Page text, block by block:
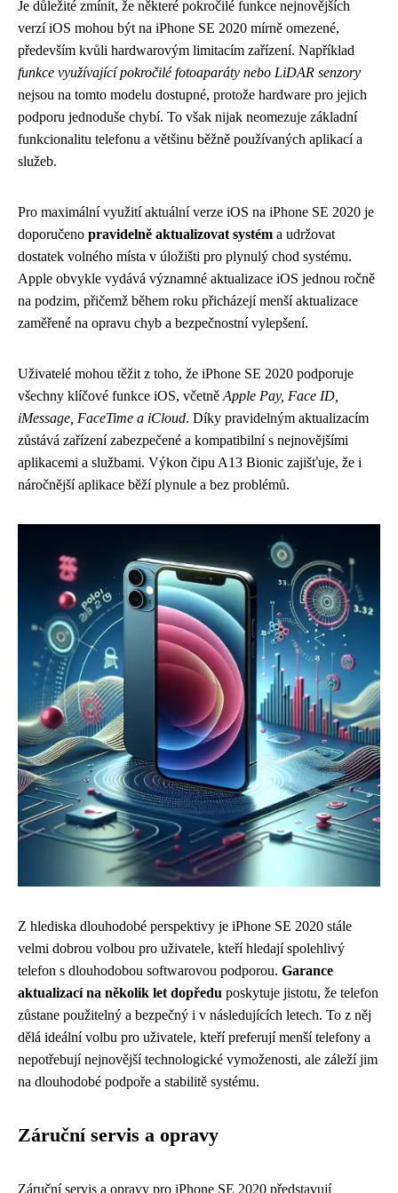
Je důležité zmínit, že některé pokročilé funkce nejnovějších
verzí iOS mohou být na iPhone SE 2020 mírně omezené,
především kvůli hardwarovým limitacím zařízení. Například
funkce využívající pokročilé fotoaparáty nebo LiDAR senzory
nejsou na tomto modelu dostupné, protože hardware pro jejich
podporu jednoduše chybí. To však nijak neomezuje základní
funkcionalitu telefonu a většinu běžně používaných aplikací a
služeb.
Pro maximální využití aktuální verze iOS na iPhone SE 2020 je
doporučeno pravidelně aktualizovat systém a udržovat
dostatek volného místa v úložišti pro plynulý chod systému.
Apple obvykle vydává významné aktualizace iOS jednou ročně
na podzim, přičemž během roku přicházejí menší aktualizace
zaměřené na opravu chyb a bezpečnostní vylepšení.
Uživatelé mohou těžit z toho, že iPhone SE 2020 podporuje
všechny klíčové funkce iOS, včetně Apple Pay, Face ID,
iMessage, FaceTime a iCloud. Díky pravidelným aktualizacím
zůstává zařízení zabezpečené a kompatibilní s nejnovějšími
aplikacemi a službami. Výkon čipu A13 Bionic zajišťuje, že i
náročnější aplikace běží plynule a bez problémů.
Z hlediska dlouhodobé perspektivy je iPhone SE 2020 stále
velmi dobrou volbou pro uživatele, kteří hledají spolehlivý
telefon s dlouhodobou softwarovou podporou. Garance
aktualizací na několik let dopředu poskytuje jistotu, že telefon
zůstane použitelný a bezpečný i v následujících letech. To z něj
dělá ideální volbu pro uživatele, kteří preferují menší telefony a
nepotřebují nejnovější technologické vymoženosti, ale záleží jim
na dlouhodobé podpoře a stabilitě systému.
Záruční servis a opravy
Záruční servis a opravy pro iPhone SE 2020 představují